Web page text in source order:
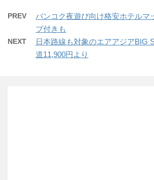
PREV
バンコク夜遊び向け格安ホテルマ
ブ付きも
NEXT
日本路線も対象のエアアジアBIG
道11,900円より